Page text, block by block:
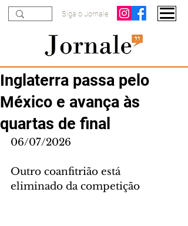
Siga o Jornale
Inglaterra passa pelo
México e avança às
quartas de final
06/07/2026
Outro coanfitrião está
eliminado da competição